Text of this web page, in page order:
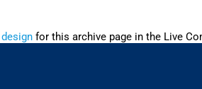
for this archive page in the Live